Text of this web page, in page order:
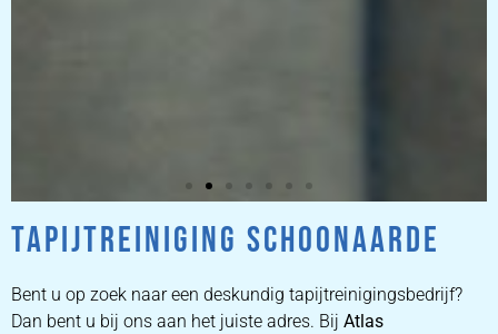
ZETEL
REINIGEN
TAPIJTREINIGING SCHOONAARDE
Bent u op zoek naar een deskundig tapijtreinigingsbedrijf?
Dan bent u bij ons aan het juiste adres. Bij Atlas